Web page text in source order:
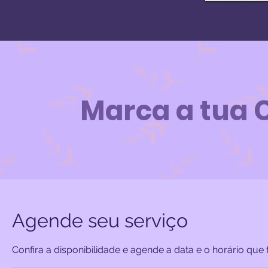
Marca a tua
Agende seu serviço
Confira a disponibilidade e agende a data e o horário